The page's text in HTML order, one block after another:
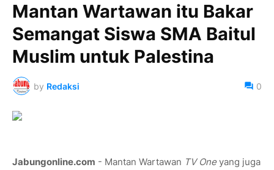
Mantan Wartawan itu Bakar
Semangat Siswa SMA Baitul
Muslim untuk Palestina
by Redaksi 0
Jabungonline.com - Mantan Wartawan TV Oneyang juga